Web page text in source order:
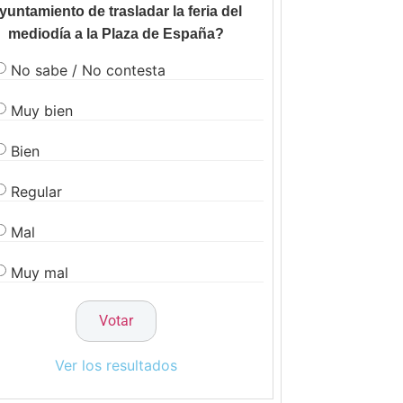
de trasladar la feria del
mediodía a la Plaza de España?
No sabe / No contesta
Muy bien
Bien
Regular
Mal
Muy mal
Ver los resultados